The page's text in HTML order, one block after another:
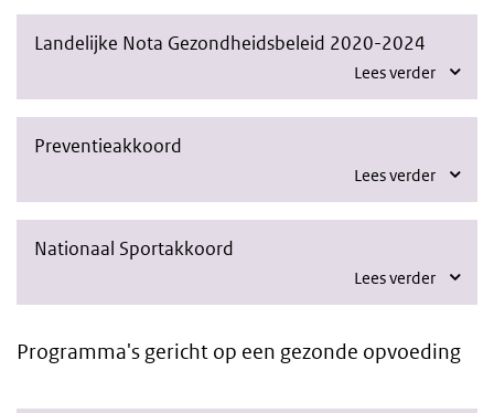
Landelijke Nota Gezondheidsbeleid 2020-2024
Lees verder
Preventieakkoord
Lees verder
Nationaal Sportakkoord
Lees verder
Programma's gericht op een gezonde opvoeding